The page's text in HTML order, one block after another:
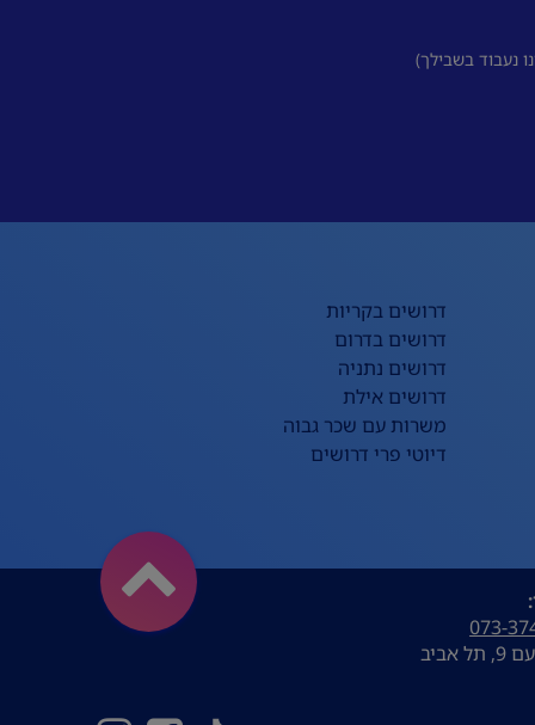
נעבוד בשבילך)
דרושים בקריות
דרושים בדרום
דרושים נתניה
דרושים אילת
משרות עם שכר גבוה
דיוטי פרי דרושים
073-